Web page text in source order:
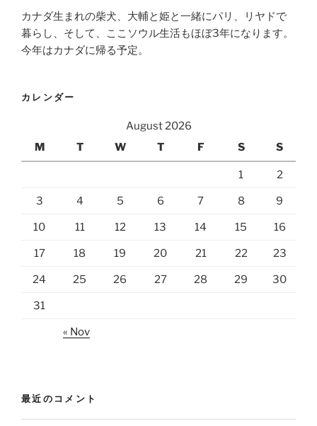
カナダ生まれの柴犬、大輔と姫と一緒にパリ、リヤドで
暮らし、そして、ここソウル生活もほぼ3年になります。
今年はカナダに帰る予定。
カレンダー
August 2026
M
T W T F S S
1 2
3 4 5 6 7 8 9
10 11 12 13 14 15 16
17 18 19 20 21 22 23
24 25 26 27 28 29 30
31
« Nov
最近のコメント